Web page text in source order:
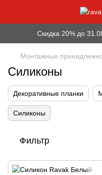
Скидка 20% до
Монтажные
Силиконы
Декоративные планки
Силиконы
Фильтр